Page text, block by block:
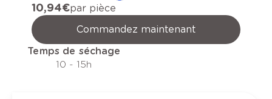
10,94 €par pièce
Commandez maintenant
Temps de séchage
10 - 15h